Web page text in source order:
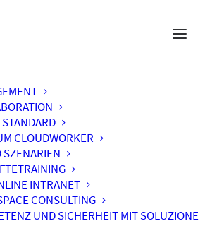
CLOUDWORKER
SZENARIEN
INTRANET
CONSULTING
UND SICHERHEIT MIT SOLUZIONE